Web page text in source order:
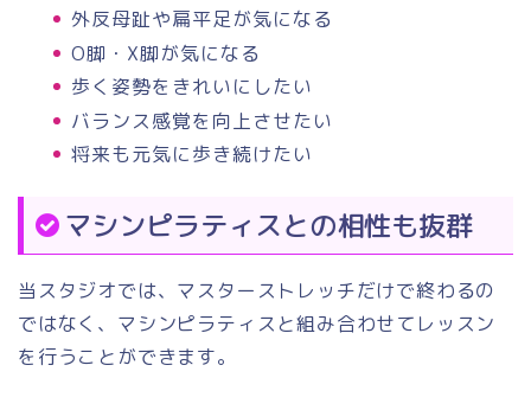
外反母趾や扁平足が気になる
O脚・X脚が気になる
歩く姿勢をきれいにしたい
バランス感覚を向上させたい
将来も元気に歩き続けたい
マシンピラティスとの相性も抜群
当スタジオでは、マスターストレッチだけで終わるの
ではなく、マシンピラティスと組み合わせてレッスン
を行うことができます。